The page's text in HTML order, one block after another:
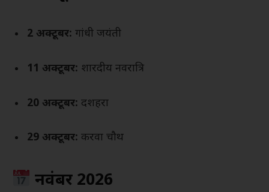
2 अक्टूबर: गांधी जयंती
11 अक्टूबर: शारदीय नवरात्रि
20 अक्टूबर: दशहरा
29 अक्टूबर: करवा चौथ
नवंबर 2026